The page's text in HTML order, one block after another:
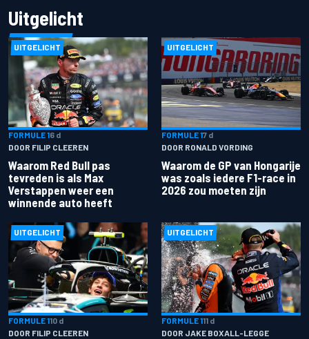
Uitgelicht
UITGELICHT
FORMULE 16 d
DOOR FILIP CLEEREN
Waarom Red Bull pas
tevreden is als Max
Verstappen weer een
winnende auto heeft
UITGELICHT
FORMULE 17 d
DOOR RONALD VORDING
Waarom de GP van Hongarije
was zoals iedere F1-race in
2026 zou moeten zijn
UITGELICHT
FORMULE 110 d
DOOR FILIP CLEEREN
UITGELICHT
FORMULE 111 d
DOOR JAKE BOXALL-LEGGE